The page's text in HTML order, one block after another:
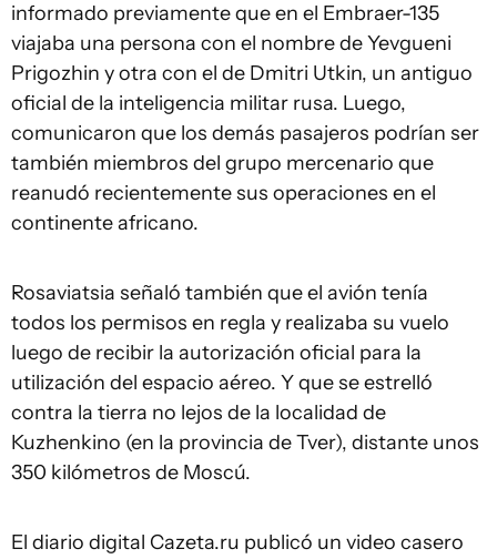
informado previamente que en el Embraer-135
viajaba una persona con el nombre de Yevgueni
Prigozhin y otra con el de Dmitri Utkin, un antiguo
oficial de la inteligencia militar rusa. Luego,
comunicaron que los demás pasajeros podrían ser
también miembros del grupo mercenario que
reanudó recientemente sus operaciones en el
continente africano.
Rosaviatsia señaló también que el avión tenía
todos los permisos en regla y realizaba su vuelo
luego de recibir la autorización oficial para la
utilización del espacio aéreo. Y que se estrelló
contra la tierra no lejos de la localidad de
Kuzhenkino (en la provincia de Tver), distante unos
350 kilómetros de Moscú.
El diario digital Cazeta.ru publicó un video casero